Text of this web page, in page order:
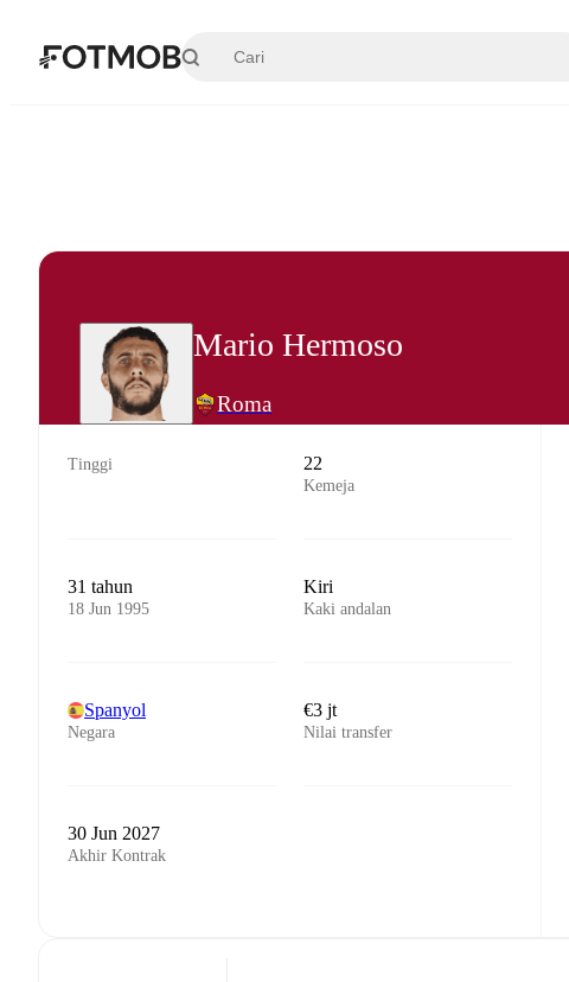
Mario Hermoso
Roma
Tinggi 22
Kemeja
31 tahun
18 Jun 1995
Kiri
Kaki andalan
Spanyol
Negara
€3 jt
Nilai transfer
30 Jun 2027
Akhir Kontrak